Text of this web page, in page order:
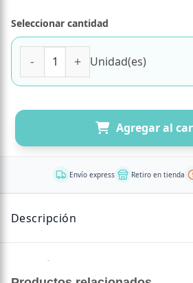
Seleccionar cantidad
Unidad(es)
Agregar al
Envío express Retiro en tienda
Descripción
Galletón elaborado con proteina de
calidad, que aportan una excelente